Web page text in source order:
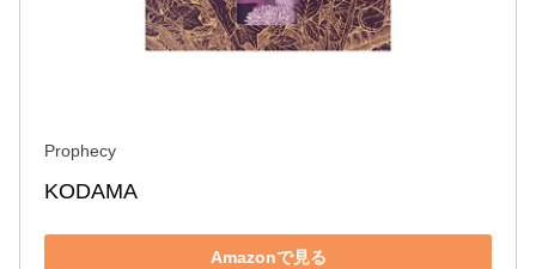
Prophecy
KODAMA
Amazonで見る